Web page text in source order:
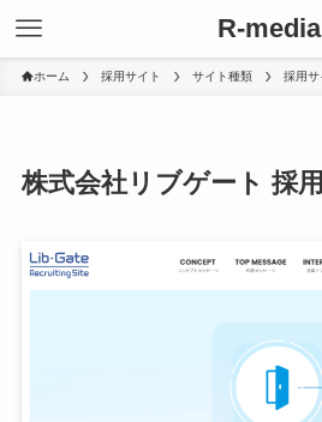
R-media
ホーム 採用サイト サイト種類 採用サ
株式会社リブゲート 採